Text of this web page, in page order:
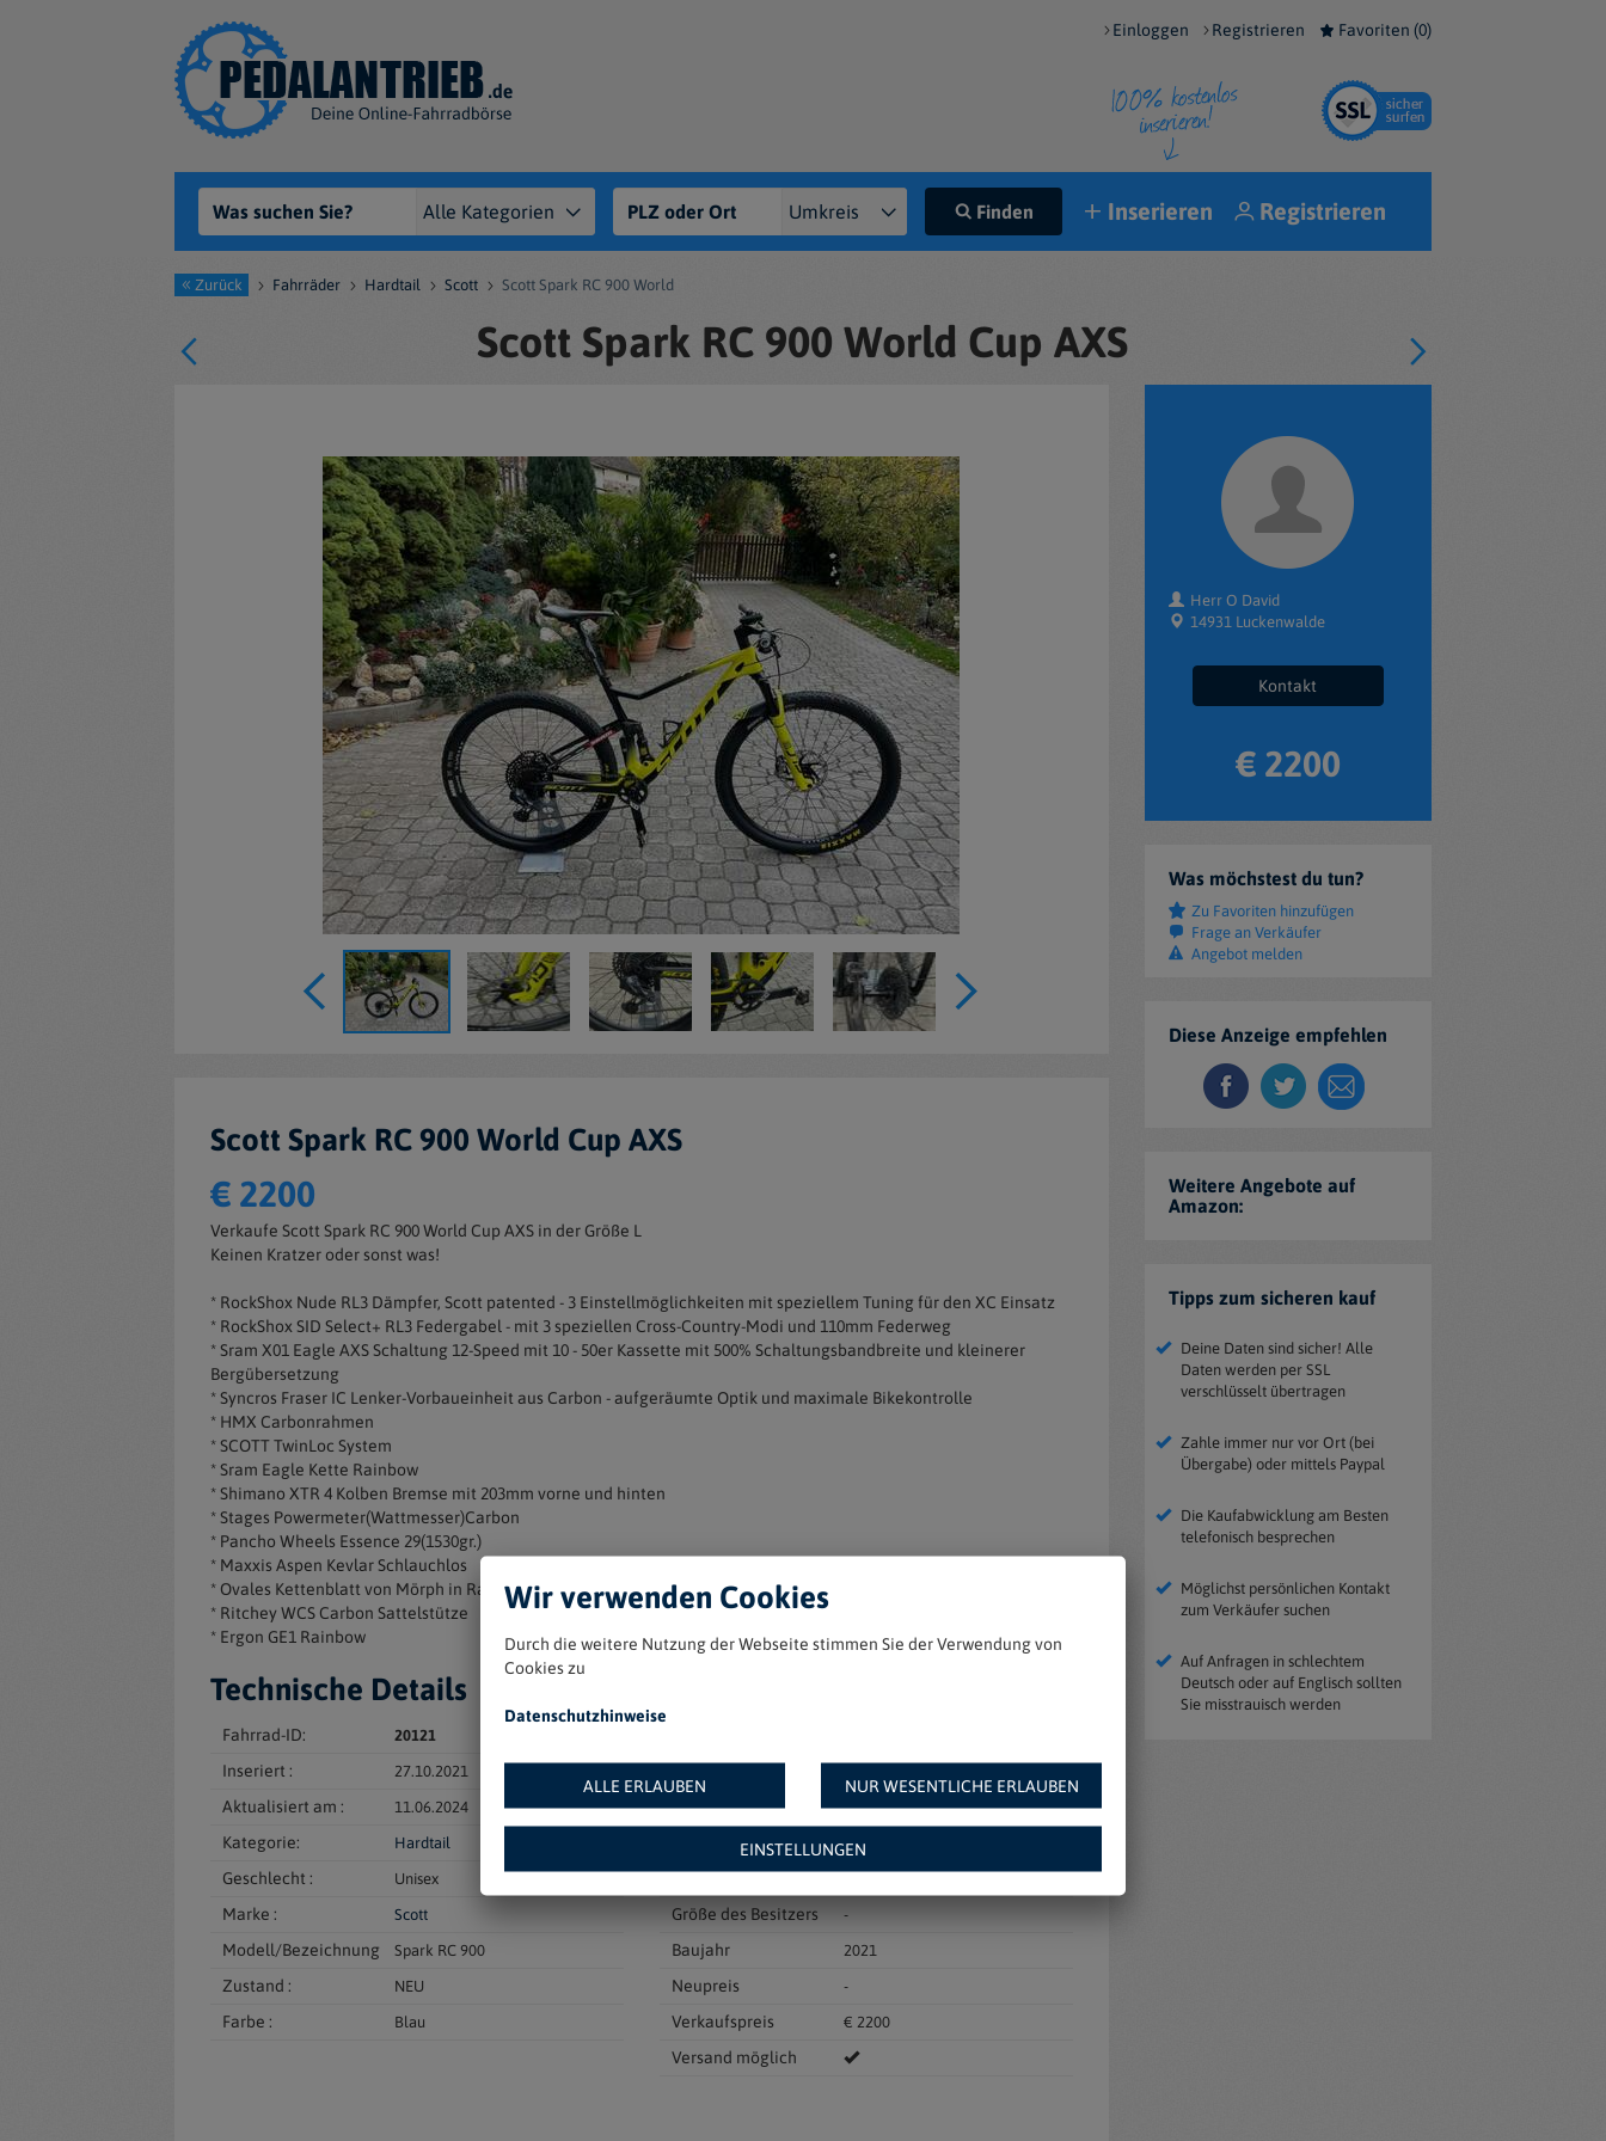
Einloggen Registrieren Favoriten (0)
Finden Inserieren Registrieren
Zurück Fahrräder Hardtail Scott Scott Spark RC 900 World
Scott Spark RC 900 World Cup AXS
Scott Spark RC 900 World Cup AXS
€ 2200
Verkaufe Scott Spark RC 900 World Cup AXS in der Größe L
Keinen Kratzer oder sonst was!
* RockShox Nude RL3 Dämpfer, Scott patented - 3 Einstellmöglichkeiten mit speziellem Tuning für den XC Einsatz
* RockShox SID Select+ RL3 Federgabel - mit 3 speziellen Cross-Country-Modi und 110mm Federweg
* Sram X01 Eagle AXS Schaltung 12-Speed mit 10 - 50er Kassette mit 500% Schaltungsbandbreite und kleinerer
Bergübersetzung
* Syncros Fraser IC Lenker-Vorbaueinheit aus Carbon - aufgeräumte Optik und maximale Bikekontrolle
* HMX Carbonrahmen
* SCOTT TwinLoc System
* Sram Eagle Kette Rainbow
* Shimano XTR 4 Kolben Bremse mit 203mm vorne und hinten
* Stages Powermeter(Wattmesser)Carbon
* Pancho Wheels Essence 29(1530gr.)
* Maxxis Aspen Kevlar Schlauchlos
* Ovales Kettenblatt von Mörph in Rainbow
* Ritchey WCS Carbon Sattelstütze
* Ergon GE1 Rainbow
Technische Details
Fahrrad-ID: 20121
Inseriert : 27.10.2021
Aktualisiert am : 11.06.2024
Kategorie: Hardtail
Geschlecht : Unisex
Marke : Scott
Modell/Bezeichnung Spark RC 900
Zustand : NEU
Farbe : Blau
Gänge -
-
Kilometer
Größe des Besitzers -
Baujahr 2021
Neupreis -
Verkaufspreis € 2200
Versand möglich
Herr O David
14931 Luckenwalde
Kontakt
€ 2200
Was möchstest du tun?
Zu Favoriten hinzufügen
Frage an Verkäufer
Angebot melden
Diese Anzeige empfehlen
Weitere Angebote auf
Amazon:
Tipps zum sicheren kauf
Deine Daten sind sicher! Alle
Daten werden per SSL
verschlüsselt übertragen
Zahle immer nur vor Ort (bei
Übergabe) oder mittels Paypal
Die Kaufabwicklung am Besten
telefonisch besprechen
Möglichst persönlichen Kontakt
zum Verkäufer suchen
Auf Anfragen in schlechtem
Deutsch oder auf Englisch sollten
Sie misstrauisch werden
Wir verwenden Cookies
Durch die weitere Nutzung der Webseite stimmen Sie der Verwendung von
Cookies zu
Datenschutzhinweise
ALLE ERLAUBEN NUR WESENTLICHE ERLAUBEN
EINSTELLUNGEN